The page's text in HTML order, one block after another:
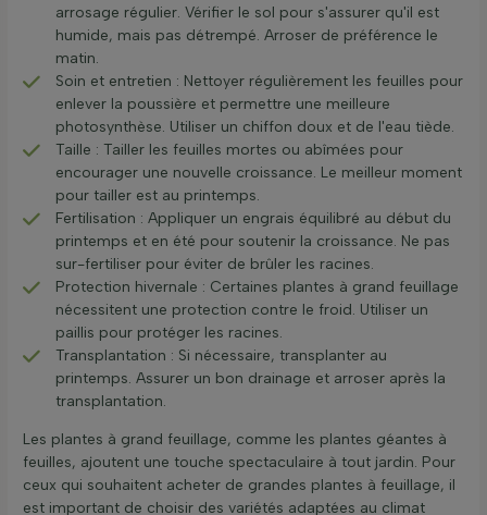
arrosage régulier. Vérifier le sol pour s'assurer qu'il est
humide, mais pas détrempé. Arroser de préférence le
matin.
Soin et entretien : Nettoyer régulièrement les feuilles pour
enlever la poussière et permettre une meilleure
photosynthèse. Utiliser un chiffon doux et de l'eau tiède.
Taille : Tailler les feuilles mortes ou abîmées pour
encourager une nouvelle croissance. Le meilleur moment
pour tailler est au printemps.
Fertilisation : Appliquer un engrais équilibré au début du
printemps et en été pour soutenir la croissance. Ne pas
sur-fertiliser pour éviter de brûler les racines.
Protection hivernale : Certaines plantes à grand feuillage
nécessitent une protection contre le froid. Utiliser un
paillis pour protéger les racines.
Transplantation : Si nécessaire, transplanter au
printemps. Assurer un bon drainage et arroser après la
transplantation.
Les plantes à grand feuillage, comme les plantes géantes à
feuilles, ajoutent une touche spectaculaire à tout jardin. Pour
ceux qui souhaitent acheter de grandes plantes à feuillage, il
est important de choisir des variétés adaptées au climat